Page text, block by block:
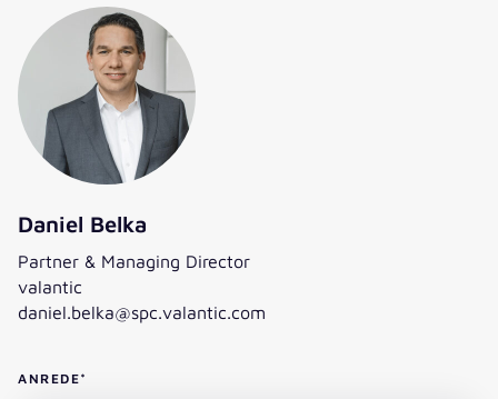
Daniel Belka
Partner & Managing Director
valantic
daniel.belka@spc.valantic.com
ANREDE*